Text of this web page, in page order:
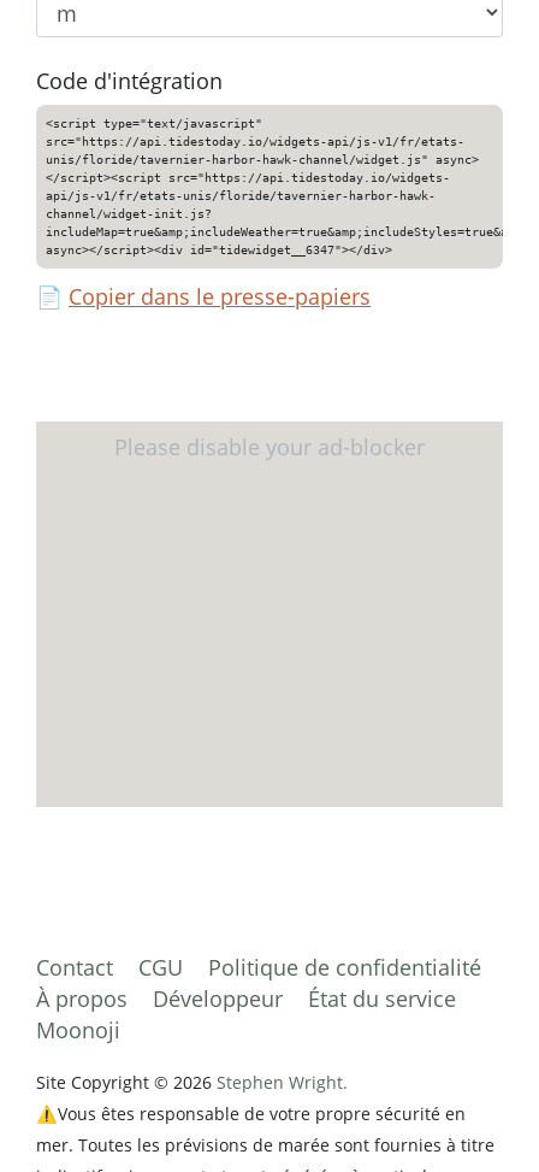
Code d'intégration
<script type="text/javascript"
src="https://api.tidestoday.io/widgets-api/js-v1/fr/etats-
unis/floride/tavernier-harbor-hawk-channel/widget.js" async>
</script><script src="https://api.tidestoday.io/widgets-
api/js-v1/fr/etats-unis/floride/tavernier-harbor-hawk-
channel/widget-init.js?
async></script><div id="tidewidget__6347"></div>
📄 Copier dans le presse-papiers
Contact CGU
Politique de confidentialité
À propos
Développeur
État du service
Moonoji
Site Copyright © 2026 Stephen Wright.
⚠️Vous êtes responsable de votre propre sécurité en
mer. Toutes les prévisions de marée sont fournies à titre